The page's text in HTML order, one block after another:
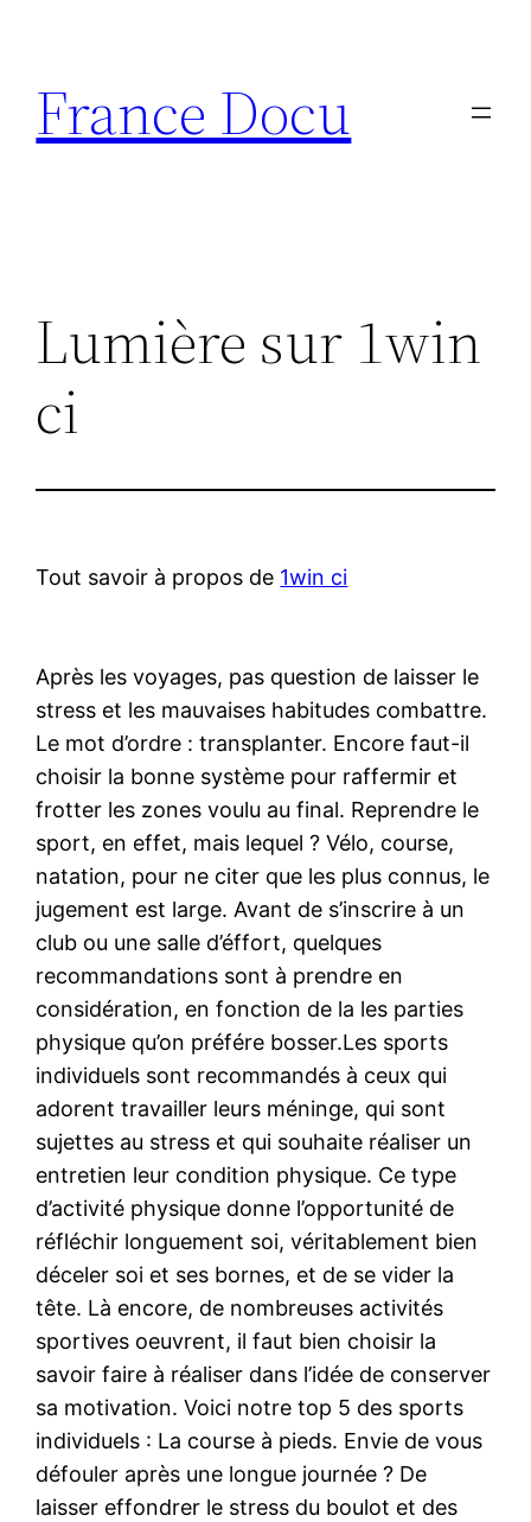
contenu
France Docu
Lumière sur 1win
ci
Tout savoir à propos de 1win ci
Après les voyages, pas question de laisser le
stress et les mauvaises habitudes combattre.
Le mot d’ordre : transplanter. Encore faut-il
choisir la bonne système pour raffermir et
frotter les zones voulu au final. Reprendre le
sport, en effet, mais lequel ? Vélo, course,
natation, pour ne citer que les plus connus, le
jugement est large. Avant de s’inscrire à un
club ou une salle d’éffort, quelques
recommandations sont à prendre en
considération, en fonction de la les parties
physique qu’on préfére bosser.Les sports
individuels sont recommandés à ceux qui
adorent travailler leurs méninge, qui sont
sujettes au stress et qui souhaite réaliser un
entretien leur condition physique. Ce type
d’activité physique donne l’opportunité de
réfléchir longuement soi, véritablement bien
déceler soi et ses bornes, et de se vider la
tête. Là encore, de nombreuses activités
sportives oeuvrent, il faut bien choisir la
savoir faire à réaliser dans l’idée de conserver
sa motivation. Voici notre top 5 des sports
individuels : La course à pieds. Envie de vous
défouler après une longue journée ? De
laisser effondrer le stress du boulot et des